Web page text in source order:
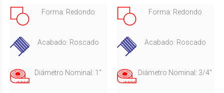
Forma: Redondo
Acabado: Roscado
Diámetro Nominal: 1"
Forma: Redondo
Acabado: Roscado
Diámetro Nominal: 3/4"